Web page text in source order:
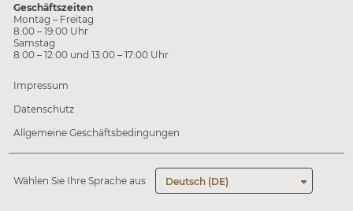
Geschäftszeiten
Montag – Freitag
8:00 – 19:00 Uhr
Samstag
8:00 – 12:00 und 13:00 – 17:00 Uhr
Impressum
Datenschutz
Allgemeine Geschäftsbedingungen
Wählen Sie Ihre Sprache aus Deutsch (DE)